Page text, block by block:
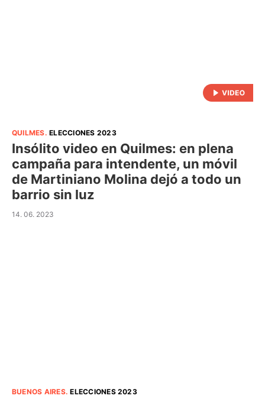
QUILMES.ELECCIONES 2023
Insólito video en Quilmes: en plena
campaña para intendente, un móvil
de Martiniano Molina dejó a todo un
barrio sin luz
14. 06. 2023
BUENOS AIRES.ELECCIONES 2023